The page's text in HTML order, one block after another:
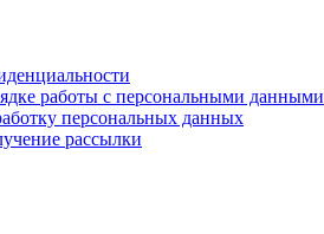
работы с персональными данными
персональных данных
рассылки